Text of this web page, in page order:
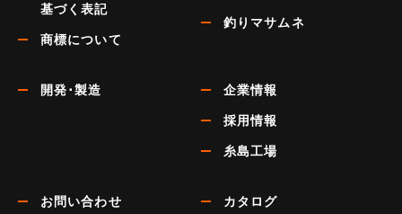
基づく表記
商標について
釣りマサムネ
開発･製造 企業情報
採用情報
糸島工場
お問い合わせ カタログ